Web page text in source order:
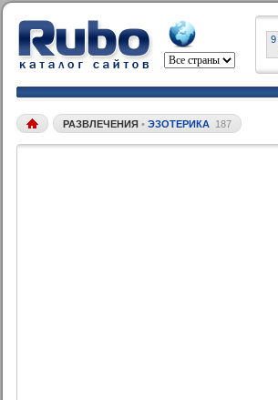
9
РАЗВЛЕЧЕНИЯ • ЭЗОТЕРИКА 187